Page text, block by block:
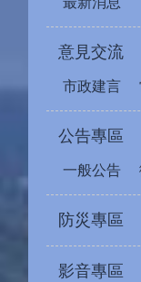
意見交流
市政建言
公告專區
一般公告
防災專區
影音專區